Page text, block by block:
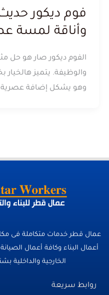
فوم ديكور
وأناقة لمسة
الفوم ديكور صار هو حل
والوظيفة. يتميز هالخيار
وهو يشكل إضافة
عمال قطر خدمات متكاملة فى
أعمال البناء وكافة أعمال
الخارجية والداخلية
روابط سريعة